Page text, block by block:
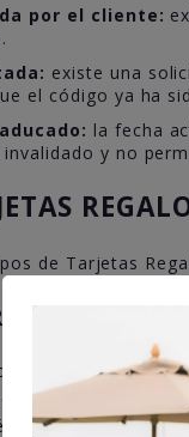
por el cliente:
existe una
el código ya ha
la fecha
invalidado y no
de Tarjetas
y regalar
con el que
de la web: